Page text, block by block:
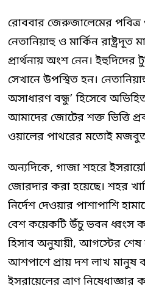
রোববার জেরুজালেমের পবিত্র
নেতানিয়াহু ও মার্কিন রাষ্ট্রদূত
প্রার্থনায় অংশ নেন। ইহুদিদের
সেখানে উপস্থিত হন।
অসাধারণ বন্ধু’ হিসেবে
আমাদের জোটের শক্ত ভিত্তি
ওয়ালের পাথরের মতোই
অন্যদিকে, গাজা শহরে
জোরদার করা হয়েছে। শহর
নির্দেশ দেওয়ার পাশাপাশি
বেশ কয়েকটি উঁচু ভবন ধ্বংস
হিসাব অনুযায়ী, আগস্টের
আশপাশে প্রায় দশ লাখ মানুষ
ইসরায়েলের ত্রাণ নিষেধাজ্ঞার